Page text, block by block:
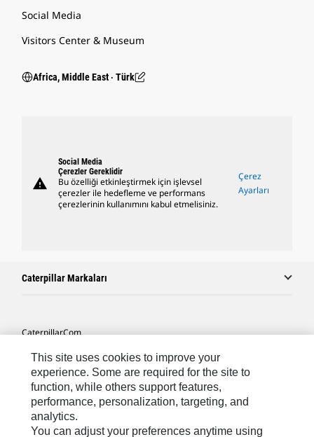
Social Media
Visitors Center & Museum
Africa, Middle East ‧ Türk
warning
Social Media
Çerezler Gereklidir
Bu özelliği etkinleştirmek için işlevsel
çerezler ile hedefleme ve performans
çerezlerinin kullanımını kabul etmelisiniz.
Çerez
Ayarları
Caterpillar Markaları
Caterpillar.com
Caterpillar Müşteri Hizmetleri Ve Iletişim
Site Haritası
Cookie Settings
Yasal
This site uses cookies to improve your
experience. Some are required for the site to
function, while others support features,
performance, personalization, targeting, and
analytics.
You can adjust your preferences anytime using